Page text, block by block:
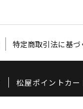
特定商取引法に基づ
松屋ポイントカー